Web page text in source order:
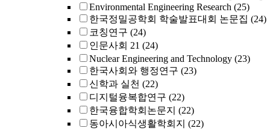
Environmental Engineering Research (25)
한국정밀공학회 학술발표대회 논문집 (24)
코칭연구 (24)
인문사회 21 (24)
Nuclear Engineering and Technology (23)
한국사회와 행정연구 (23)
신학과 실천 (22)
디지털융복합연구 (22)
한국융합학회논문지 (22)
동아시아식생활학회지 (22)